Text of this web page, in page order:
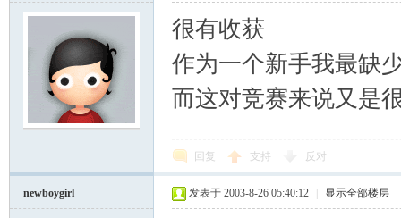
很有收获
作为一个新手我最缺
而这对竞赛来说又是
回复 支持 反对
newboygirl 发表于 2003-8-26 05:40:12 显示全部楼层